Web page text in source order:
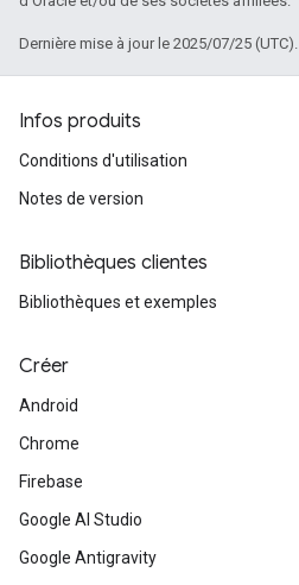
Dernière mise à jour le 2025/07/25 (UTC).
Infos produits
Conditions d'utilisation
Notes de version
Bibliothèques clientes
Bibliothèques et exemples
Créer
Android
Chrome
Firebase
Google AI Studio
Google Antigravity